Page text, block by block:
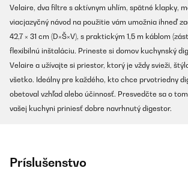
Velaire, dva filtre s aktívnym uhlím, spätné klapky,
viacjazyčný návod na použitie vám umožnia ihneď
42,7 × 31 cm (D×Š×V), s praktickým 1,5 m káblom
flexibilnú inštaláciu. Prineste si domov kuchynský
Velaire a užívajte si priestor, ktorý je vždy svieži,
všetko. Ideálny pre každého, kto chce prvotriedny
obetoval vzhľad alebo účinnosť. Presvedčte sa o
vašej kuchyni priniesť dobre navrhnutý digestor.
Príslušenstvo